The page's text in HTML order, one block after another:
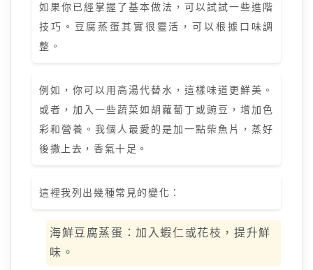
如果你已經掌握了基本做法，可以試試一些進階
技巧。豆腐蒸蛋其實很靈活，可以根據口味調
整。
例如，你可以用高湯代替水，這樣味道更鮮美。
或者，加入一些蔬菜如胡蘿蔔丁或豌豆，增加色
彩和營養。我個人最愛的是加一點柴魚片，蒸好
後撒上去，香氣十足。
這裡我列出幾種常見的變化：
海鮮豆腐蒸蛋：加入蝦仁或花枝，提升鮮
味。